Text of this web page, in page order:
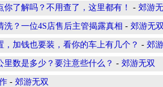
了解吗？不用查了，这里都有！ - 郊游
？一位4S店售后主管揭露真相 - 郊游无
加钱也要装，看你的车上有几个？ - 郊
数是多少？要注意些什么？ - 郊游无双
- 郊游无双